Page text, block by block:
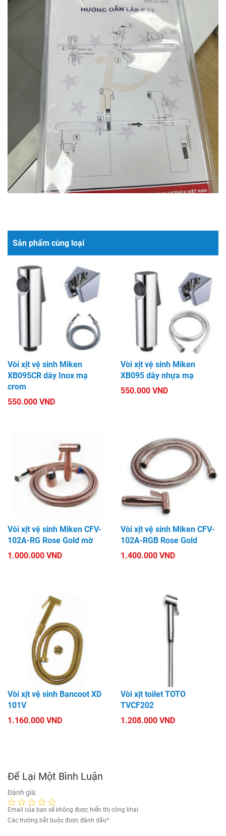
Sản phẩm cùng loại
Vòi xịt vệ sinh Miken
XB095CR dây Inox mạ
crom
550.000 VND
Vòi xịt vệ sinh Miken
XB095 dây nhựa mạ
550.000 VND
Vòi xịt vệ sinh Miken CFV-
102A-RG Rose Gold mờ
1.000.000 VND
Vòi xịt vệ sinh Miken CFV-
102A-RGB Rose Gold
1.400.000 VND
Vòi xịt vệ sinh Bancoot XD
101V
1.160.000 VND
Vòi xịt toilet TOTO
TVCF202
1.208.000 VND
Để Lại Một Bình Luận
Đánh giá:
Email của bạn sẽ không được hiển thị công khai.
Các trường bắt buộc được đánh dấu*